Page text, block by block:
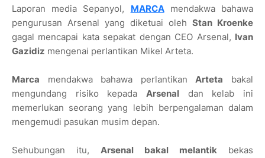
Laporan media Sepanyol, MARCAmendakwa bahawa
pengurusan Arsenal yang diketuai oleh Stan Kroenke
gagal mencapai kata sepakat dengan CEO Arsenal, Ivan
Gazidiz mengenai perlantikan Mikel Arteta.
Marca mendakwa bahawa perlantikanArteta bakal
mengundang risiko kepada Arsenal dan kelab ini
memerlukan seorang yang lebih berpengalaman dalam
mengemudi pasukan musim depan.
Sehubungan itu, Arsenal bakal melantik bekas